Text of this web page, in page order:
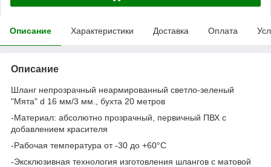
Описание Характеристики Доставка Оплата
Описание
Шланг непрозрачный неармированный светло-зеленый
"Мята" d 16 мм/3 мм., бухта 20 метров
-Материал: абсолютно прозрачный, первичный ПВХ с
добавлением красителя
-Рабочая температура от -30 до +60°C
-Эксклюзивная технология изготовления шлангов с матовой